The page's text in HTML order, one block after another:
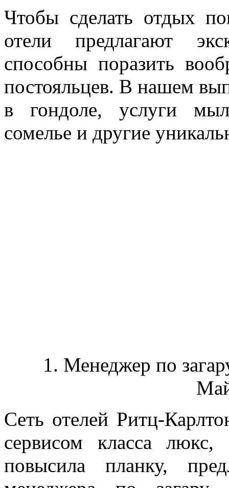
Чтобы сделать отдых
отели предлагают
способны поразить
постояльцев. В нашем
в гондоле, услуги
сомелье и другие
1. Менеджер по
Сеть отелей Ритц-
сервисом класса
повысила планку,